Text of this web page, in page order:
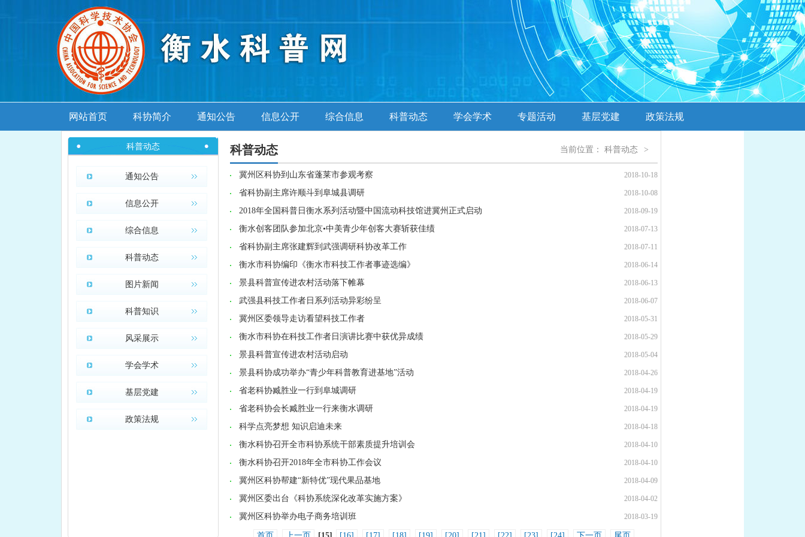
网站首页 科协简介 通知公告 信息公开 综合信息 科普动态 学会学术 专题活动 基层党建 政策法规
科普动态 当前位置： 科普动态 >
2018-10-18
冀州区科协到山东省蓬莱市参观考察
2018-10-08
省科协副主席许顺斗到阜城县调研
2018-09-19
2018年全国科普日衡水系列活动暨中国流动科技馆进冀州正式启动
2018-07-13
衡水创客团队参加北京•中美青少年创客大赛斩获佳绩
2018-07-11
省科协副主席张建辉到武强调研科协改革工作
2018-06-14
衡水市科协编印《衡水市科技工作者事迹选编》
2018-06-13
景县科普宣传进农村活动落下帷幕
2018-06-07
武强县科技工作者日系列活动异彩纷呈
2018-05-31
冀州区委领导走访看望科技工作者
2018-05-29
衡水市科协在科技工作者日演讲比赛中获优异成绩
2018-05-04
景县科普宣传进农村活动启动
2018-04-26
景县科协成功举办“青少年科普教育进基地”活动
2018-04-19
省老科协臧胜业一行到阜城调研
2018-04-19
省老科协会长臧胜业一行来衡水调研
2018-04-18
科学点亮梦想 知识启迪未来
2018-04-10
衡水科协召开全市科协系统干部素质提升培训会
2018-04-10
衡水科协召开2018年全市科协工作会议
2018-04-09
冀州区科协帮建“新特优”现代果品基地
2018-04-02
冀州区委出台《科协系统深化改革实施方案》
2018-03-19
冀州区科协举办电子商务培训班
科普动态
通知公告
信息公开
综合信息
科普动态
图片新闻
科普知识
风采展示
学会学术
基层党建
政策法规